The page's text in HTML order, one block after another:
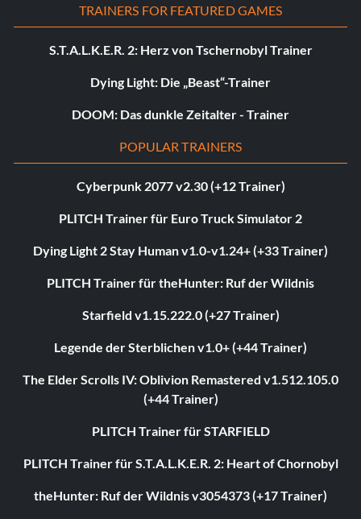
TRAINERS FOR FEATURED GAMES
S.T.A.L.K.E.R. 2: Herz von Tschernobyl Trainer
Dying Light: Die „Beast“-Trainer
DOOM: Das dunkle Zeitalter - Trainer
POPULAR TRAINERS
Cyberpunk 2077 v2.30 (+12 Trainer)
PLITCH Trainer für Euro Truck Simulator 2
Dying Light 2 Stay Human v1.0-v1.24+ (+33 Trainer)
PLITCH Trainer für theHunter: Ruf der Wildnis
Starfield v1.15.222.0 (+27 Trainer)
Legende der Sterblichen v1.0+ (+44 Trainer)
The Elder Scrolls IV: Oblivion Remastered v1.512.105.0
(+44 Trainer)
PLITCH Trainer für STARFIELD
PLITCH Trainer für S.T.A.L.K.E.R. 2: Heart of Chornobyl
theHunter: Ruf der Wildnis v3054373 (+17 Trainer)